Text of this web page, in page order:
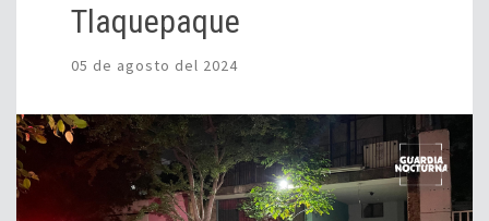
Tlaquepaque
05 de agosto del 2024